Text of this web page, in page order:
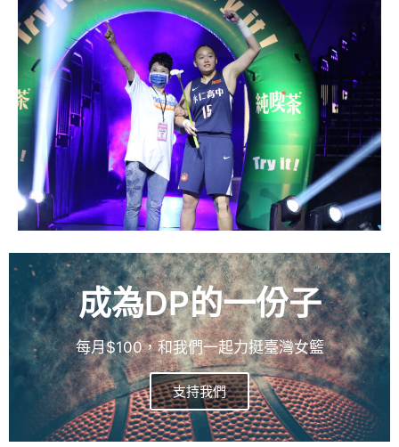
成為DP的一份子
每月$100，和我們一起力挺臺灣女籃
支持我們